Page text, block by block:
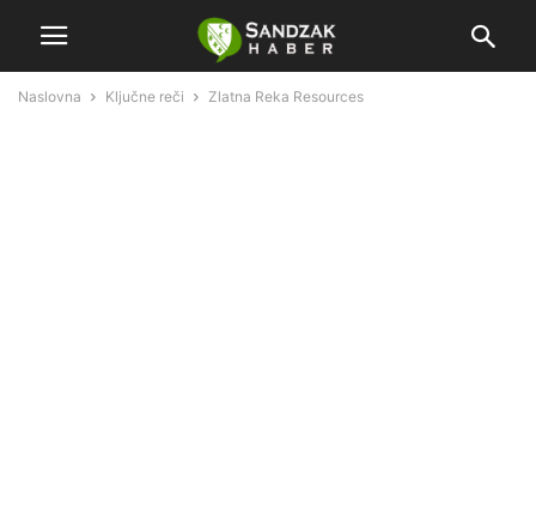
Naslovna Ključne reči Zlatna Reka Resources